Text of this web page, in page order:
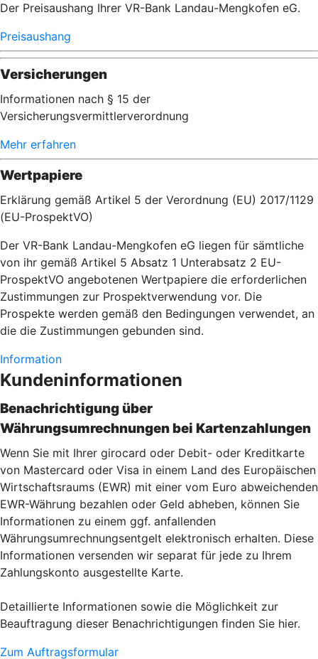
Der Preisaushang Ihrer VR-Bank Landau-Mengkofen eG.
Preisaushang
Versicherungen
Informationen nach § 15 der
Versicherungsvermittlerverordnung
Mehr erfahren
Wertpapiere
Erklärung gemäß Artikel 5 der Verordnung (EU) 2017/1129
(EU-ProspektVO)
Der VR-Bank Landau-Mengkofen eG liegen für sämtliche
von ihr gemäß Artikel 5 Absatz 1 Unterabsatz 2 EU-
ProspektVO angebotenen Wertpapiere die erforderlichen
Zustimmungen zur Prospektverwendung vor. Die
Prospekte werden gemäß den Bedingungen verwendet, an
die die Zustimmungen gebunden sind.
Information
Kundeninformationen
Benachrichtigung über
Währungsumrechnungen bei Kartenzahlungen
Wenn Sie mit Ihrer girocard oder Debit- oder Kreditkarte
von Mastercard oder Visa in einem Land des Europäischen
Wirtschaftsraums (EWR) mit einer vom Euro abweichenden
EWR-Währung bezahlen oder Geld abheben, können Sie
Informationen zu einem ggf. anfallenden
Währungsumrechnungsentgelt elektronisch erhalten. Diese
Informationen versenden wir separat für jede zu Ihrem
Zahlungskonto ausgestellte Karte.
Detaillierte Informationen sowie die Möglichkeit zur
Beauftragung dieser Benachrichtigungen finden Sie hier.
Zum Auftragsformular